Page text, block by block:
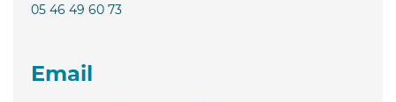
05 46 49 60 73
Email